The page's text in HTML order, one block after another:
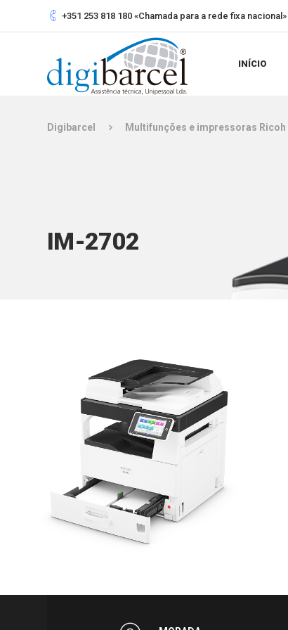
+351 253 818 180 «Chamada para a rede fixa nacional»
INÍCIO
Digibarcel Multifunções e impressoras Ricoh
IM-2702